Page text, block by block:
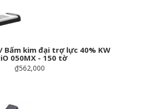
Bấm kim đại trợ lực 40% KW
050MX - 150 tờ
₫562,000